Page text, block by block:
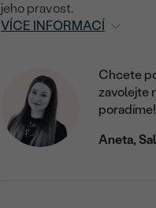
jeho pravost.
VÍCE INFORMACÍ
Chcete
zavolejte
poradíme!
Aneta,